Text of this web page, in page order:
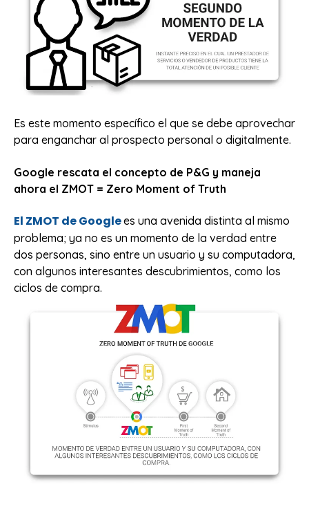
Es este momento específico el que se debe aprovechar
para enganchar al prospecto personal o digitalmente.
Google rescata el concepto de P&G y maneja
ahora el ZMOT = Zero Moment of Truth
El ZMOT de Googlees una avenida distinta al mismo
problema; ya no es un momento de la verdad entre
dos personas, sino entre un usuario y su computadora,
con algunos interesantes descubrimientos, como los
ciclos de compra.